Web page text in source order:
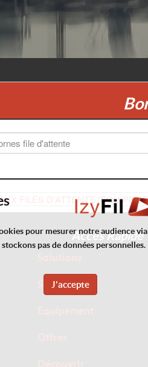
FILES D'ATTENTE
Accès Rapide
Services
pour mesurer notre audience via
pas de données personnelles.
J'accepte